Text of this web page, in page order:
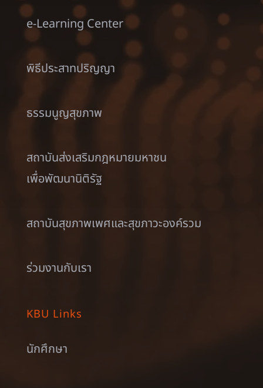
e-Learning Center
พิธีประสาทปริญญา
ธรรมนูญสุขภาพ
สถาบันส่งเสริมกฎหมายมหาชน
เพื่อพัฒนานิติรัฐ
สถาบันสุขภาพเพศและสุขภาวะองค์รวม
ร่วมงานกับเรา
KBU Links
นักศึกษา